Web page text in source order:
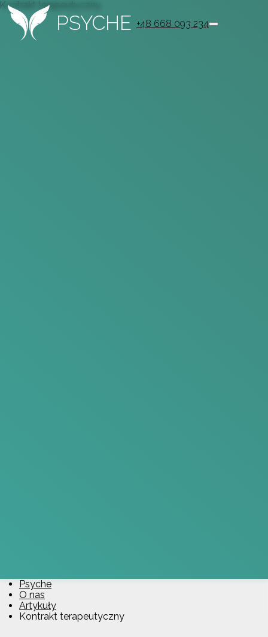
PSYCHE +48 668 093 234
Kontrakt terapeutyczny
Psyche
O nas
Artykuły
Kontrakt terapeutyczny